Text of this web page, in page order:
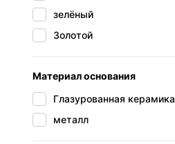
зелёный
Золотой
Материал основания
Глазурованная керамика
металл